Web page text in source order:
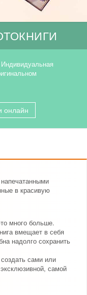
онлайн
в красивую
много больше.
вмещает в себя
надолго сохранить
сами или
самой